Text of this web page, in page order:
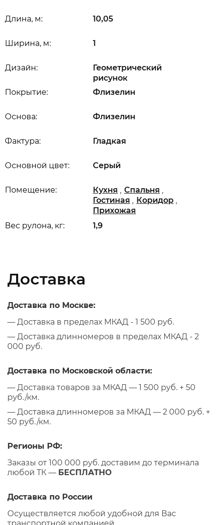
Длина, м: 10,05
Ширина, м: 1
Вес рулона, кг: 1,9
Основной цвет: Серый
Дизайн:
Геометрический
рисунок
Основа: Флизелин
Покрытие: Флизелин
Помещение: Кухня , Спальня ,
Гостиная , Коридор ,
Прихожая
Фактура: Гладкая
Доставка
Доставка по Москве:
— Доставка в пределах МКАД - 1 500 руб.
— Доставка длинномеров в пределах МКАД - 2
000 руб.
Доставка по Московской области:
— Доставка товаров за МКАД — 1 500 руб. + 50
руб./км.
— Доставка длинномеров за МКАД — 2 000 руб. +
50 руб./км.
Регионы РФ:
Заказы от 100 000 руб. доставим до терминала
любой ТК — БЕСПЛАТНО
Доставка по России
Осуществляется любой удобной для Вас